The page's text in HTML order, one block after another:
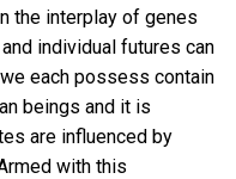
the interplay of genes
individual futures can
each possess contain
beings and it is
are influenced by
with this